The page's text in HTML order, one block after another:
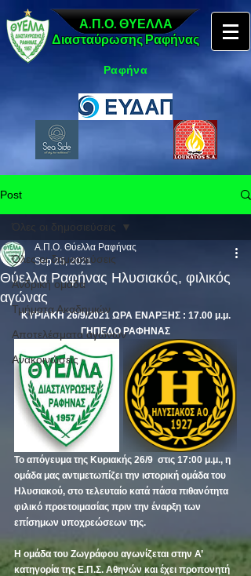
Α.Π.Ο. ΘΥΕΛΛΑ
Διασταύρωσης Ραφήνας
Ραφήνα
Post
Όλες οι δημοσιεύσεις
Ανδρική ομάδα
Τμήματα Ακαδημιών
Αποτελέσματα αγώνων
Ανακοινώσεις
Όλες οι δημοσιεύσεις
Θύελλα Ραφήνας Ηλυσιακός, φιλικός
αγώνας
Α.Π.Ο. Θύελλα Ραφήνας
Sep 25, 2021
ΚΥΡΙΑΚΗ 26/9/2021 ΩΡΑ ΕΝΑΡΞΗΣ : 17.00 μ.μ.
ΓΗΠΕΔΟ ΡΑΦΗΝΑΣ
Το απόγευμα της Κυριακής 26/9  στις 17:00 μ.μ., η
ομάδα μας αντιμετωπίζει την ιστορική ομάδα του
Ηλυσιακού, στο τελευταίο κατά πάσα πιθανότητα
φιλικό προετοιμασίας πριν την έναρξη των
επίσημων υποχρεώσεων της.
Η ομάδα του Ζωγράφου αγωνίζεται στην Α’
κατηγορία της Ε.Π.Σ. Αθηνών και έχει προπονητή